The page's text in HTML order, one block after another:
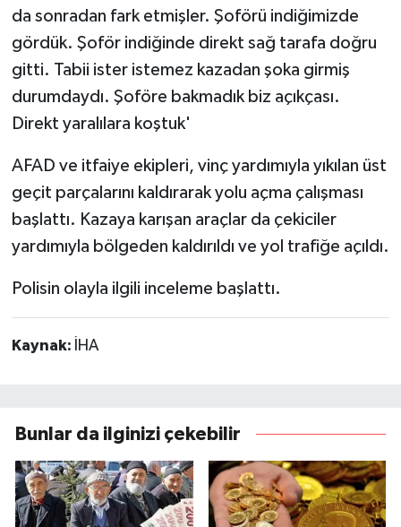
da sonradan fark etmişler. Şoförü indiğimizde
gördük. Şoför indiğinde direkt sağ tarafa doğru
gitti. Tabii ister istemez kazadan şoka girmiş
durumdaydı. Şoföre bakmadık biz açıkçası.
Direkt yaralılara koştuk'
AFAD ve itfaiye ekipleri, vinç yardımıyla yıkılan üst
geçit parçalarını kaldırarak yolu açma çalışması
başlattı. Kazaya karışan araçlar da çekiciler
yardımıyla bölgeden kaldırıldı ve yol trafiğe açıldı.
Polisin olayla ilgili inceleme başlattı.
Kaynak: İHA
Bunlar da ilginizi çekebilir